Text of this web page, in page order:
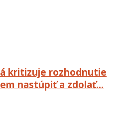
kritizuje rozhodnutie
nastúpiť a zdolať…